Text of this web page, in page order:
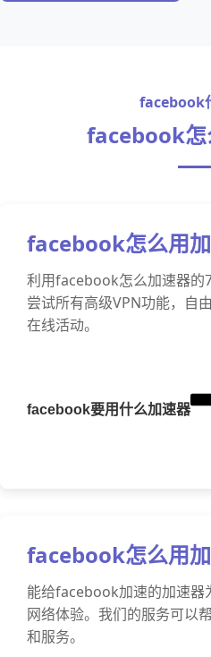
facebook
facebook怎
facebook怎么用
利用facebook怎么加速器的
尝试所有高级VPN功能，自
在线活动。
facebook要用什么加速器
facebook怎么用
能给facebook加速的加速器
网络体验。我们的服务可以
和服务。